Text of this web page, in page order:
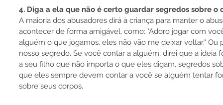
4. Diga a ela que não é certo guardar segredos sobre o
A maioria dos abusadores dirá à criança para manter o
acontecer de forma amigável, como: "Adoro jogar com
alguém o que jogamos, eles não vão me deixar voltar." Ou
nosso segredo. Se você contar a alguém, direi que a ideia
a seu filho que não importa o que eles digam, segredos
que eles sempre devem contar a você se alguém tentar
sobre seus corpos.